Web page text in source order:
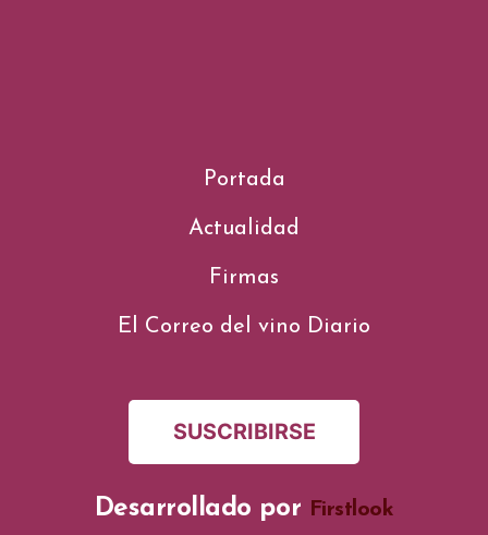
Portada
Actualidad
Firmas
El Correo del vino Diario
SUSCRIBIRSE
Desarrollado por Firstlook